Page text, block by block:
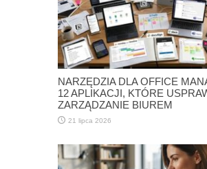
NARZĘDZIA DLA OFFICE
12 APLIKACJI, KTÓRE
ZARZĄDZANIE BIUREM
21 lipca 2026